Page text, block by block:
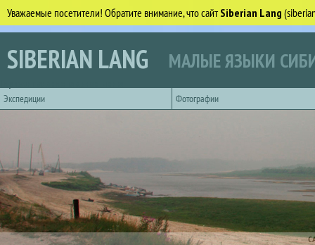
Уважаемые посетители! Обратите внимание, что сайтSiberian Lang
Перейти к основному содержанию
SIBERIAN LANG МАЛЫЕ ЯЗЫКИ
Экспедиции
Фотографии